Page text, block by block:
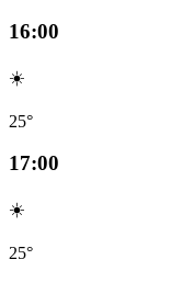
16:00
☀️
25°
17:00
☀️
25°